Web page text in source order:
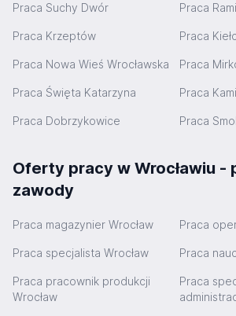
Praca Suchy Dwór Praca
Praca Krzeptów Praca
Praca Nowa Wieś Wrocławska Praca
Praca Święta Katarzyna Praca
Praca Dobrzykowice Praca
Oferty pracy w Wrocławiu -
zawody
Praca magazynier Wrocław Praca
Praca specjalista Wrocław Praca
Praca pracownik produkcji
Wrocław
Praca